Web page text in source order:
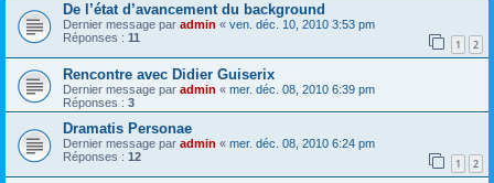
De l’état d’avancement du background
Dernier message par admin « ven. déc. 10, 2010 3:53 pm
Réponses : 11 1 2
Rencontre avec Didier Guiserix
Dernier message par admin « mer. déc. 08, 2010 6:39 pm
Réponses : 3
Dramatis Personae
Dernier message par admin « mer. déc. 08, 2010 6:24 pm
Réponses : 12 1 2